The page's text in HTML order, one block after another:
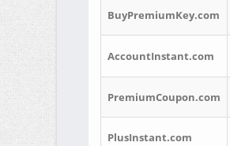
BuyPremiumKey.com
AccountInstant.com
PremiumCoupon.com
PlusInstant.com